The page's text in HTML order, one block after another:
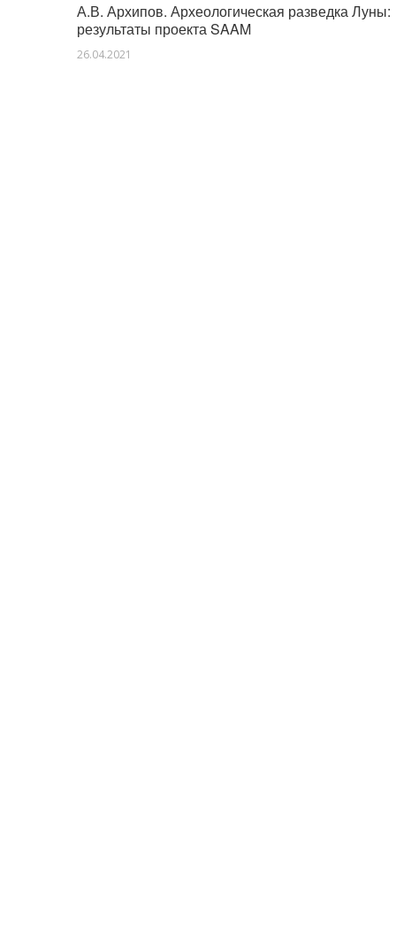
А.В. Архипов. Археологическая разведка Луны:
результаты проекта SAAM
26.04.2021